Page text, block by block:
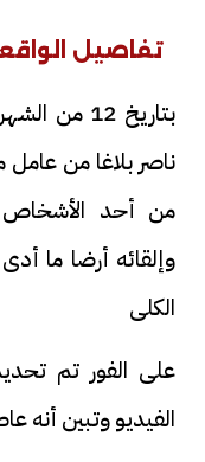
تفاصيل
بتاريخ
ناصر بلاغا من عامل
وإلقائه أرضا ما
الكلى
على الفور تم
الفيديو وتبين أنه